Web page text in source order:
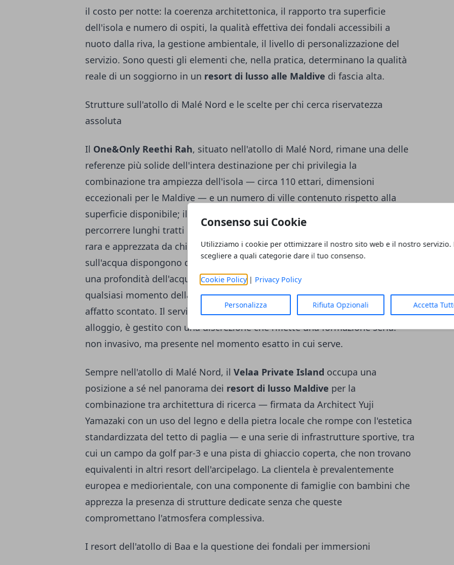
Consenso sui Cookie
Utilizziamo i cookie per ottimizzare il nostro sito web e il nostro servizio.
scegliere a quali categorie dare il tuo consenso.
Cookie Policy| Privacy Policy
Personalizza Rifiuta Opzionali Accetta
il costo per notte: la coerenza architettonica, il rapporto tra superficie
dell'isola e numero di ospiti, la qualità effettiva dei fondali accessibili a
nuoto dalla riva, la gestione ambientale, il livello di personalizzazione del
servizio. Sono questi gli elementi che, nella pratica, determinano la qualità
reale di un soggiorno in un resort di lusso alle Maldive di fascia alta.
Strutture sull'atollo di Malé Nord e le scelte per chi cerca riservatezza
assoluta
Il One&Only Reethi Rah, situato nell'atollo di Malé Nord, rimane una delle
referenze più solide dell'intera destinazione per chi privilegia la
combinazione tra ampiezza dell'isola — circa 110 ettari, dimensioni
eccezionali per le Maldive — e un numero di ville contenuto rispetto alla
superficie disponibile; il risultato è una densità di ospiti che permette di
percorrere lunghi tratti di spiaggia senza incontrare nessuno, condizione
rara e apprezzata da chi ha già sperimentato resort più compatti. Le ville
sull'acqua dispongono di piattaforme ampie, immersione diretta in laguna e
una profondità dell'acqua sufficiente per nuotare senza toccare il fondale in
qualsiasi momento della giornata, dettaglio che nei resort più piccoli non è
affatto scontato. Il servizio di butler, presente in tutte le categorie di
alloggio, è gestito con una discrezione che riflette una formazione seria:
non invasivo, ma presente nel momento esatto in cui serve.
Sempre nell'atollo di Malé Nord, il Velaa Private Island occupa una
posizione a sé nel panorama dei resort di lusso Maldive per la
combinazione tra architettura di ricerca — firmata da Architect Yuji
Yamazaki con un uso del legno e della pietra locale che rompe con l'estetica
standardizzata del tetto di paglia — e una serie di infrastrutture sportive, tra
cui un campo da golf par-3 e una pista di ghiaccio coperta, che non trovano
equivalenti in altri resort dell'arcipelago. La clientela è prevalentemente
europea e mediorientale, con una componente di famiglie con bambini che
apprezza la presenza di strutture dedicate senza che queste
compromettano l'atmosfera complessiva.
I resort dell'atollo di Baa e la questione dei fondali per immersioni